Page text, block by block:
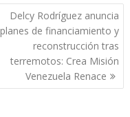
Delcy Rodríguez anuncia
planes de financiamiento y
reconstrucción tras
terremotos: Crea Misión
Venezuela Renace